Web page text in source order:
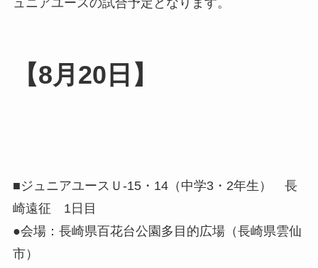
ュニアユースの試合予定となります。
【8月20日】
■ジュニアユースＵ-15・14（中学3・2年生） 長
崎遠征 1日目
●会場：長崎県百花台公園多目的広場（長崎県雲仙
市）